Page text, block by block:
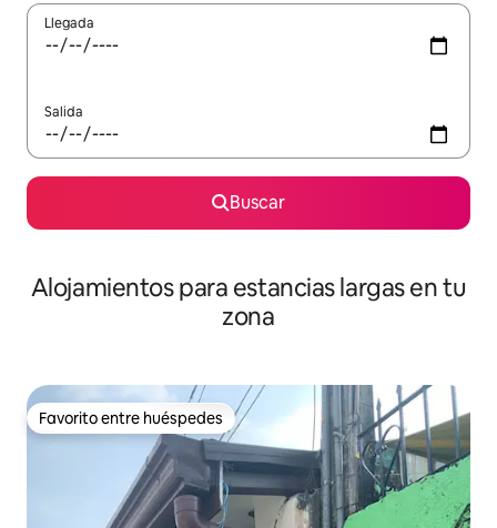
Llegada
Salida
Buscar
Alojamientos para estancias largas en tu
zona
Favorito entre huéspedes
Favorito entre huéspedes